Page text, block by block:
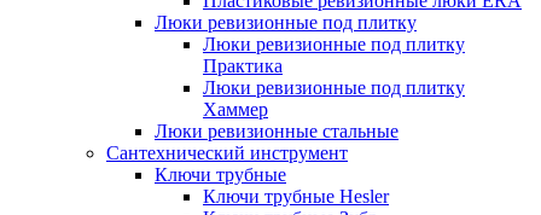
Люки ревизионные под плитку
Люки ревизионные под плитку
Практика
Люки ревизионные под плитку
Хаммер
Люки ревизионные стальные
Сантехнический инструмент
Ключи трубные
Ключи трубные Hesler